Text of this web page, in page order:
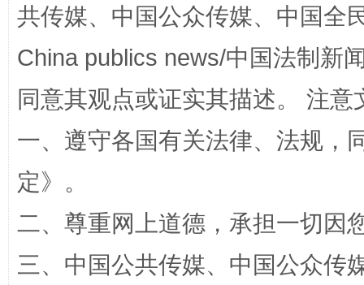
共传媒、中国公众传媒、中国全
China publics news/中国法制新
同意其观点或证实其描述。 注
一、遵守各国有关法律、法规，
定》。
二、尊重网上道德，承担一切因
三、中国公共传媒、中国公众传